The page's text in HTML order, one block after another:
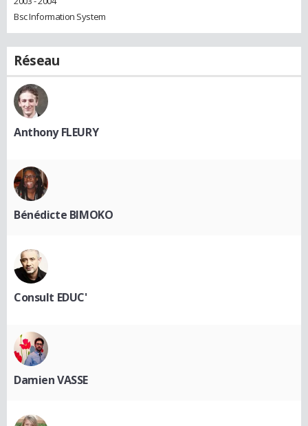
Bsc Information System
Réseau
Anthony FLEURY
Bénédicte BIMOKO
Consult EDUC'
Damien VASSE